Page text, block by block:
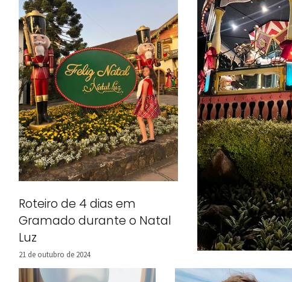
Roteiro de 4 dias em
Gramado durante o Natal
Luz
21 de outubro de 2024
Atrações